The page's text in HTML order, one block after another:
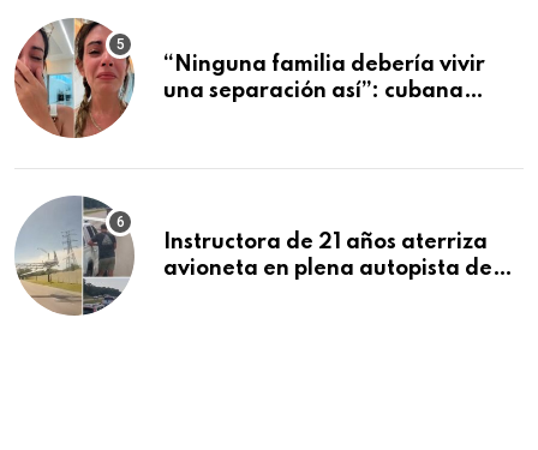
“Ninguna familia debería vivir
una separación así”: cubana
Cancún
Instructora de 21 años aterriza
avioneta en plena autopista de